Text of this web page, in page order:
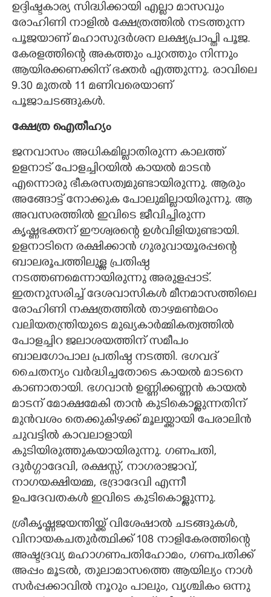
ഉദ്ദിഷ്ടകാര്യ സിദ്ധിക്കായി എല്ലാ മാസവും
രോഹിണി നാളിൽ ക്ഷേത്രത്തിൽ നടത്തുന്ന
പൂജയാണ് മഹാസുദർശന ലക്ഷ്യപ്രാപ്തി പൂജ.
കേരളത്തിന്റെ അകത്തും പുറത്തും നിന്നും
ആയിരക്കണക്കിന് ഭക്തർ എത്തുന്നു. രാവിലെ
9.30 മുതൽ 11 മണിവരെയാണ്
പൂജാചടങ്ങുകൾ.
ക്ഷേത്ര ഐതീഹ്യം
ജനവാസം അധികമില്ലാതിരുന്ന കാലത്ത്
ഉളനാട് പോളച്ചിറയിൽ കായൽ മാടൻ
എന്നൊരു ഭീകരസത്വമുണ്ടായിരുന്നു. ആരും
അങ്ങോട്ട് നോക്കുക പോലുമില്ലായിരുന്നു. ആ
അവസരത്തിൽ ഇവിടെ ജീവിച്ചിരുന്ന
കൃഷ്ണഭക്തന് ഈശ്വരന്റെ ഉൾവിളിയുണ്ടായി.
ഉളനാടിനെ രക്ഷിക്കാൻ ഗുരുവായൂരപ്പന്റെ
ബാലരൂപത്തിലുള്ള പ്രതിഷ്ഠ
നടത്തണമെന്നായിരുന്നു അരുളപ്പാട്.
ഇതനുസരിച്ച് ദേശവാസികൾ മീനമാസത്തിലെ
രോഹിണി നക്ഷത്രത്തിൽ താഴമൺമഠം
വലിയതന്ത്രിയുടെ മുഖ്യകാർമ്മികത്വത്തിൽ
പോളച്ചിറ ജലാശയത്തിന് സമീപം
ബാലഗോപാല പ്രതിഷ്ഠ നടത്തി. ഭഗവദ്
ചൈതന്യം വർദ്ധിച്ചതോടെ കായൽ മാടനെ
കാണാതായി. ഭഗവാൻ ഉണ്ണിക്കണ്ണൻ കായൽ
മാടന് മോക്ഷമേകി താൻ കുടികൊള്ളുന്നതിന്
മുൻവശം തെക്കുകിഴക്ക് മൂലയ്ക്കായി പേരാലിൻ
ചുവട്ടിൽ കാവലാളായി
കുടിയിരുത്തുകയായിരുന്നു. ഗണപതി,
ദുർഗ്ഗാദേവി, രക്ഷസ്സ്, നാഗരാജാവ്,
നാഗയക്ഷിയമ്മ, ഭദ്രാദേവി എന്നീ
ഉപദേവതകൾ ഇവിടെ കുടികൊള്ളുന്നു.
ശ്രീകൃഷ്ണജയന്തിയ്ക്ക് വിശേഷാൽ ചടങ്ങുകൾ,
വിനായകചതുർത്ഥിക്ക് 108 നാളികേരത്തിന്റെ
അഷ്ടദ്രവ്യ മഹാഗണപതിഹോമം, ഗണപതിക്ക്
അപ്പം മൂടൽ, തുലാമാസത്തെ ആയില്യം നാൾ
സർപ്പക്കാവിൽ നൂറും പാലും, വൃശ്ചികം ഒന്നു